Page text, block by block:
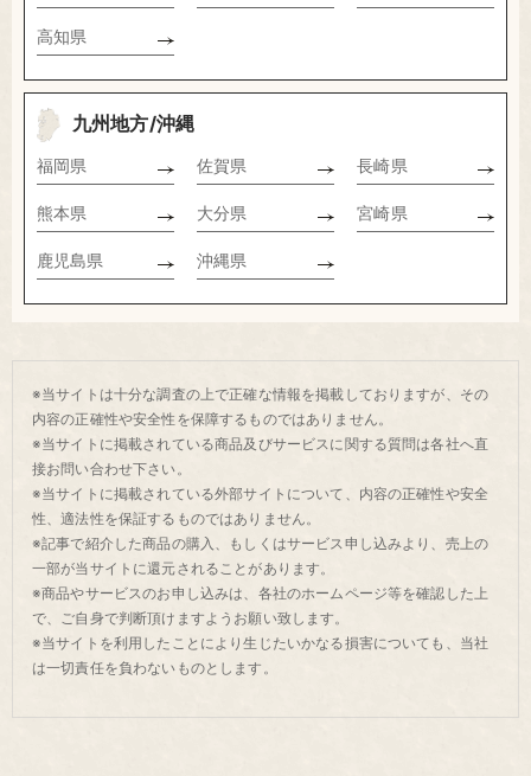
高知県
九州地方/沖縄
福岡県 佐賀県 長崎県
熊本県 大分県 宮崎県
鹿児島県 沖縄県
※当サイトは十分な調査の上で正確な情報を掲載しておりますが、その
内容の正確性や安全性を保障するものではありません。
※当サイトに掲載されている商品及びサービスに関する質問は各社へ直
接お問い合わせ下さい。
※当サイトに掲載されている外部サイトについて、内容の正確性や安全
性、適法性を保証するものではありません。
※記事で紹介した商品の購入、もしくはサービス申し込みより、売上の
一部が当サイトに還元されることがあります。
※商品やサービスのお申し込みは、各社のホームページ等を確認した上
で、ご自身で判断頂けますようお願い致します。
※当サイトを利用したことにより生じたいかなる損害についても、当社
は一切責任を負わないものとします。